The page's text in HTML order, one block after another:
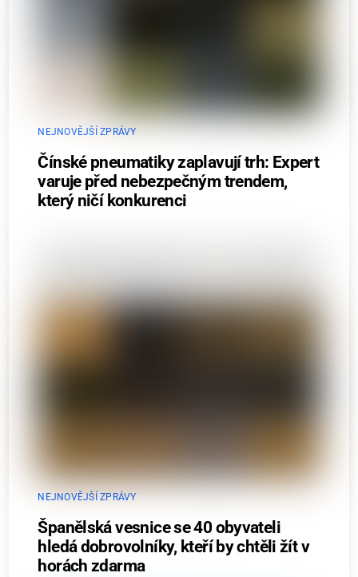
NEJNOVĚJŠÍ ZPRÁVY
Čínské pneumatiky zaplavují trh: Expert
varuje před nebezpečným trendem,
který ničí konkurenci
NEJNOVĚJŠÍ ZPRÁVY
Španělská vesnice se 40 obyvateli
hledá dobrovolníky, kteří by chtěli žít v
horách zdarma